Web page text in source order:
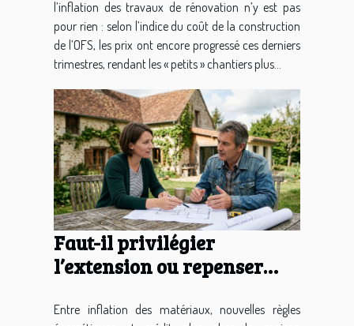
l’inflation des travaux de rénovation n’y est pas
pour rien : selon l’indice du coût de la construction
de l’OFS, les prix ont encore progressé ces derniers
trimestres, rendant les « petits » chantiers plus...
Faut-il privilégier
l’extension ou repenser
Entre inflation des matériaux, nouvelles règles